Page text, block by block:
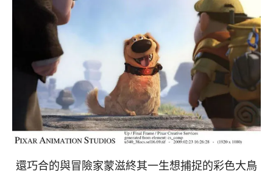
還巧合的與冒險家蒙滋終其一生想捕捉的彩色大鳥